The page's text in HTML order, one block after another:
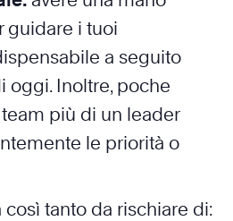
guidare i tuoi
a seguito
oggi. Inoltre, poche
più di un leader
le priorità o
tanto da rischiare di: